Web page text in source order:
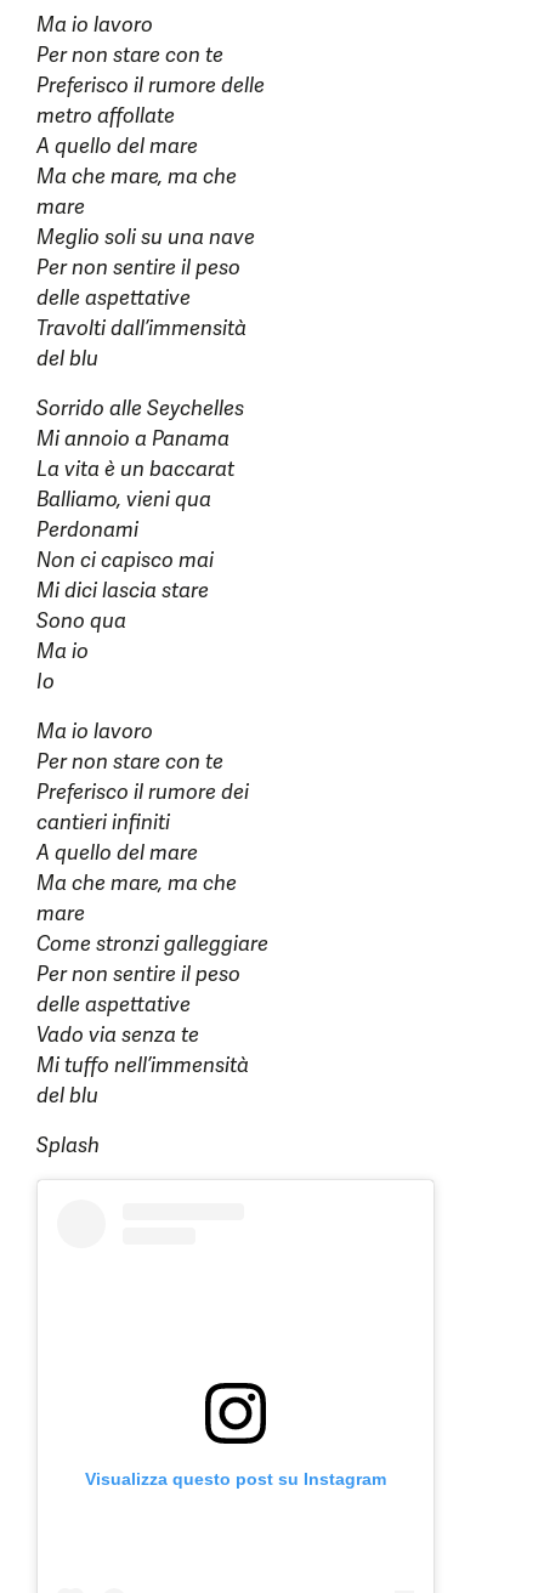
Ma io lavoro
Per non stare con te
Preferisco il rumore delle
metro affollate
A quello del mare
Ma che mare, ma che
mare
Meglio soli su una nave
Per non sentire il peso
delle aspettative
Travolti dall’immensità
del blu
Sorrido alle Seychelles
Mi annoio a Panama
La vita è un baccarat
Balliamo, vieni qua
Perdonami
Non ci capisco mai
Mi dici lascia stare
Sono qua
Ma io
Io
Ma io lavoro
Per non stare con te
Preferisco il rumore dei
cantieri infiniti
A quello del mare
Ma che mare, ma che
mare
Come stronzi galleggiare
Per non sentire il peso
delle aspettative
Vado via senza te
Mi tuffo nell’immensità
del blu
Splash
Visualizza questo post su Instagram